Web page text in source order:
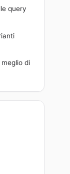
query
di